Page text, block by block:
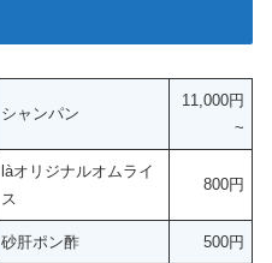
シャンパン
11,000円
~
làオリジナルオムライ
ス
800円
砂肝ポン酢 500円